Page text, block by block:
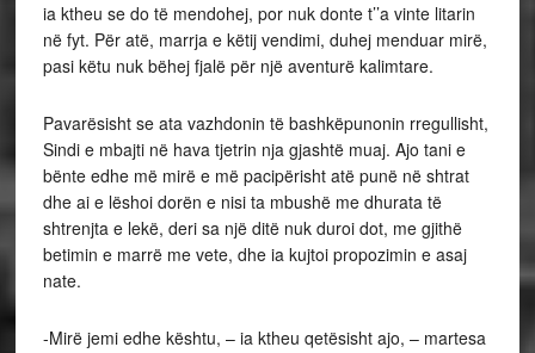
ia ktheu se do të mendohej, por nuk donte t’’a vinte litarin
në fyt. Për atë, marrja e këtij vendimi, duhej menduar mirë,
pasi këtu nuk bëhej fjalë për një aventurë kalimtare.
Pavarësisht se ata vazhdonin të bashkëpunonin rregullisht,
Sindi e mbajti në hava tjetrin nja gjashtë muaj. Ajo tani e
bënte edhe më mirë e më pacipërisht atë punë në shtrat
dhe ai e lëshoi dorën e nisi ta mbushë me dhurata të
shtrenjta e lekë, deri sa një ditë nuk duroi dot, me gjithë
betimin e marrë me vete, dhe ia kujtoi propozimin e asaj
nate.
-Mirë jemi edhe kështu, – ia ktheu qetësisht ajo, – martesa